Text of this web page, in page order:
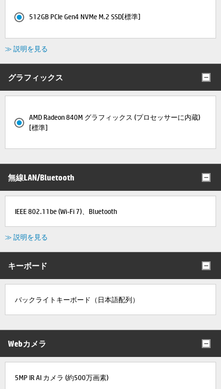
512GB PCIe Gen4 NVMe M.2 SSD[標準]
≫ 説明を見る
グラフィックス
AMD Radeon 840M グラフィックス (プロセッサーに内蔵)
[標準]
無線LAN/Bluetooth
IEEE 802.11be (Wi-Fi 7)、Bluetooth
≫ 説明を見る
キーボード
バックライトキーボード（日本語配列）
Webカメラ
5MP IR AI カメラ (約500万画素)